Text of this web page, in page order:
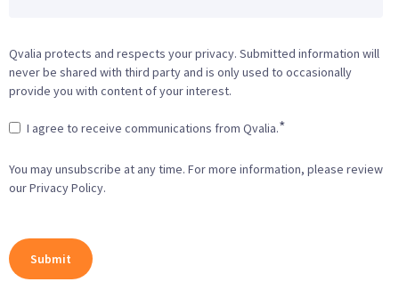
Qvalia protects and respects your privacy. Submitted information will
never be shared with third party and is only used to occasionally
provide you with content of your interest.
I agree to receive communications from Qvalia.*
You may unsubscribe at any time. For more information, please review
our Privacy Policy.